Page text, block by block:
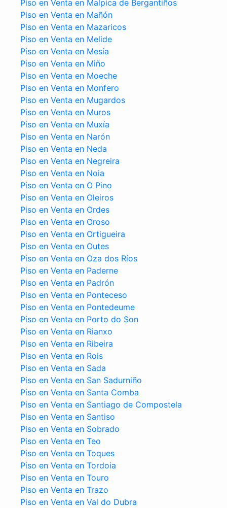
Piso en Venta en Malpica de Bergantiños
Piso en Venta en Mañón
Piso en Venta en Mazaricos
Piso en Venta en Melide
Piso en Venta en Mesía
Piso en Venta en Miño
Piso en Venta en Moeche
Piso en Venta en Monfero
Piso en Venta en Mugardos
Piso en Venta en Muros
Piso en Venta en Muxía
Piso en Venta en Narón
Piso en Venta en Neda
Piso en Venta en Negreira
Piso en Venta en Noia
Piso en Venta en O Pino
Piso en Venta en Oleiros
Piso en Venta en Ordes
Piso en Venta en Oroso
Piso en Venta en Ortigueira
Piso en Venta en Outes
Piso en Venta en Oza dos Ríos
Piso en Venta en Paderne
Piso en Venta en Padrón
Piso en Venta en Ponteceso
Piso en Venta en Pontedeume
Piso en Venta en Porto do Son
Piso en Venta en Rianxo
Piso en Venta en Ribeira
Piso en Venta en Rois
Piso en Venta en Sada
Piso en Venta en San Sadurniño
Piso en Venta en Santa Comba
Piso en Venta en Santiago de Compostela
Piso en Venta en Santiso
Piso en Venta en Sobrado
Piso en Venta en Teo
Piso en Venta en Toques
Piso en Venta en Tordoia
Piso en Venta en Touro
Piso en Venta en Trazo
Piso en Venta en Val do Dubra